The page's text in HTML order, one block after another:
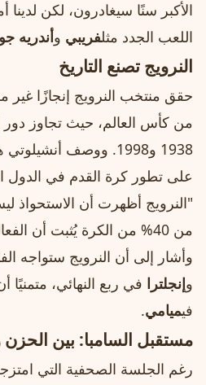
الأكبر سنًا سيغادرون، لكن
اللعب الجدد مثلفريبي وأندريه
النرويج تصنع التاريخ
حقق منتخب النرويج إنجازًا
1938 و1998. ووصف
على تطور كرة القدم في الدول
"النرويج أظهرت أن
من 40% من الكرة يُثبت أن الفعالية تخلق الفرص".
وأشار إلى أن النرويج ستواجه
وإنجلترا في ربع النهائي،
فيميامي.
مستقبل السامبا: بين
رغم الجلسة الصحفية التي